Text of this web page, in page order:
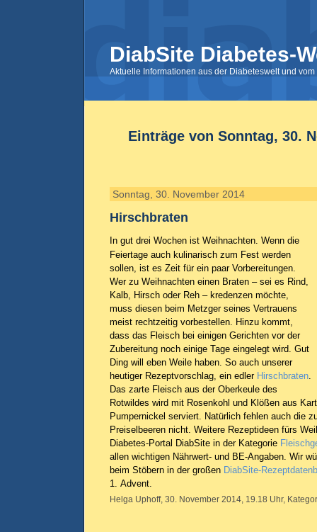
DiabSite Diabetes-
Aktuelle Informationen aus der Diabeteswelt und
Einträge von Sonntag, 30.
Sonntag, 30. November 2014
Hirschbraten
In gut drei Wochen ist Weihnachten. Wenn die
Feiertage auch kulinarisch zum Fest werden
sollen, ist es Zeit für ein paar Vorbereitungen.
Wer zu Weihnachten einen Braten – sei es Rind,
Kalb, Hirsch oder Reh – kredenzen möchte,
muss diesen beim Metzger seines Vertrauens
meist rechtzeitig vorbestellen. Hinzu kommt,
dass das Fleisch bei einigen Gerichten vor der
Zubereitung noch einige Tage eingelegt wird. Gut
Ding will eben Weile haben. So auch unserer
heutiger Rezeptvorschlag, ein edler Hirschbraten.
Das zarte Fleisch aus der Oberkeule des
Rotwildes wird mit Rosenkohl und Klößen aus
Pumpernickel serviert. Natürlich fehlen auch die
Preiselbeeren nicht. Weitere Rezeptideen fürs
Diabetes-Portal DiabSite in der Kategorie
allen wichtigen Nährwert- und BE-Angaben. Wir
beim Stöbern in der großen DiabSite-
1. Advent.
Helga Uphoff, 30. November 2014, 19.18 Uhr,